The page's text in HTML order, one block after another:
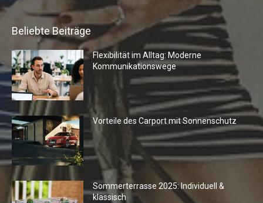
Beliebte Beiträge
Flexibilität im Alltag: Moderne
Kommunikationswege
Vorteile des Carport mit Sonnenschutz
Sommerterrasse 2025: Individuell &
klassisch